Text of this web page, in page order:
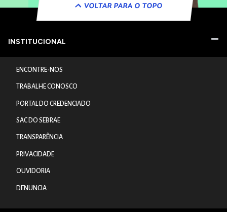
VOLTAR PARA O TOPO
INSTITUCIONAL
ENCONTRE-NOS
TRABALHE CONOSCO
PORTAL DO CREDENCIADO
SAC DO SEBRAE
TRANSPARÊNCIA
PRIVACIDADE
OUVIDORIA
DENUNCIA